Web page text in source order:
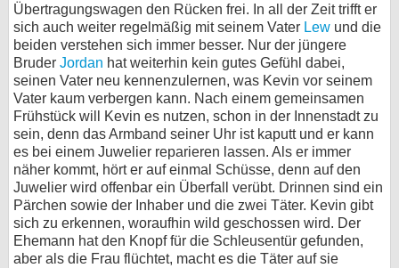
Übertragungswagen den Rücken frei. In all der Zeit trifft er
sich auch weiter regelmäßig mit seinem Vater Lew und die
beiden verstehen sich immer besser. Nur der jüngere
Bruder Jordan hat weiterhin kein gutes Gefühl dabei,
seinen Vater neu kennenzulernen, was Kevin vor seinem
Vater kaum verbergen kann. Nach einem gemeinsamen
Frühstück will Kevin es nutzen, schon in der Innenstadt zu
sein, denn das Armband seiner Uhr ist kaputt und er kann
es bei einem Juwelier reparieren lassen. Als er immer
näher kommt, hört er auf einmal Schüsse, denn auf den
Juwelier wird offenbar ein Überfall verübt. Drinnen sind ein
Pärchen sowie der Inhaber und die zwei Täter. Kevin gibt
sich zu erkennen, woraufhin wild geschossen wird. Der
Ehemann hat den Knopf für die Schleusentür gefunden,
aber als die Frau flüchtet, macht es die Täter auf sie
bei X
bei Facebook
Kontakt
Nutzungsbedingungen
Datenschutz
Cookie-Einstellungen
Impressum